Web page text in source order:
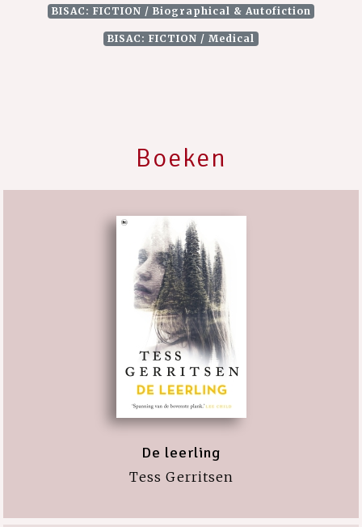
BISAC: FICTION / Biographical & Autofiction
BISAC: FICTION / Medical
Boeken
De leerling
Tess Gerritsen